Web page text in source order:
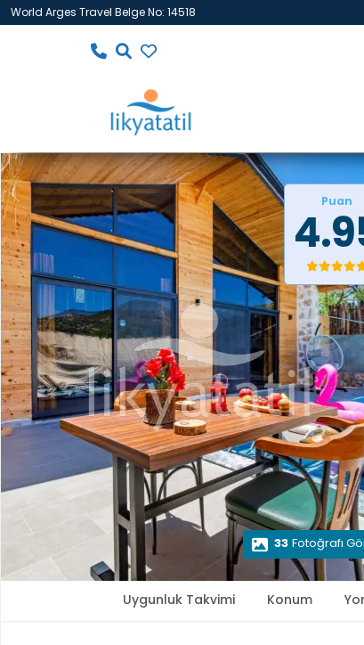
World Arges Travel Belge No: 14518
Puan
33 Fotoğrafı
Uygunluk Takvimi Konum